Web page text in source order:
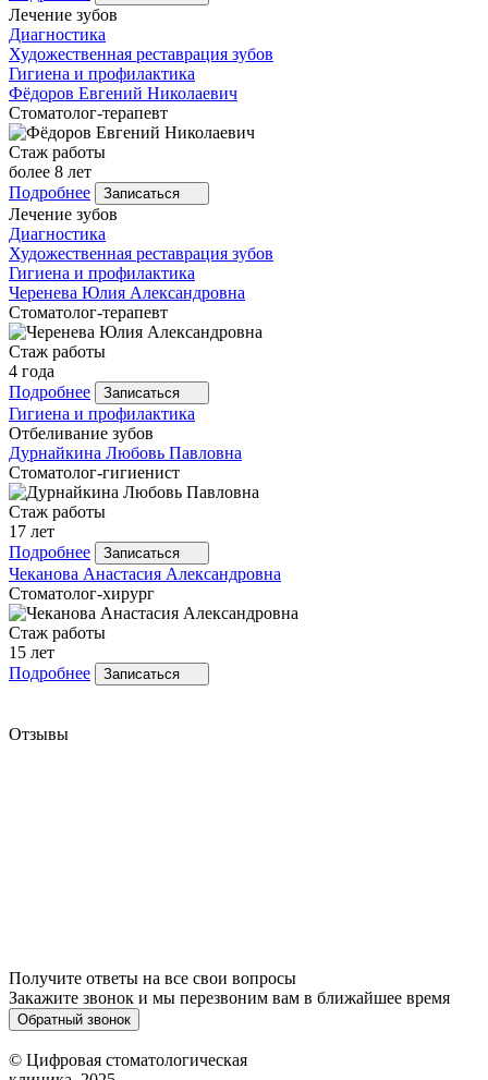
Лечение зубов
Диагностика
Художественная реставрация зубов
Гигиена и профилактика
Фёдоров Евгений Николаевич
Стоматолог-терапевт
Стаж работы
более 8 лет
Подробнее
Записаться
Лечение зубов
Диагностика
Художественная реставрация зубов
Гигиена и профилактика
Черенева Юлия Александровна
Стоматолог-терапевт
Стаж работы
4 года
Подробнее
Записаться
Гигиена и профилактика
Отбеливание зубов
Дурнайкина Любовь Павловна
Стоматолог-гигиенист
Стаж работы
17 лет
Подробнее
Записаться
Чеканова Анастасия Александровна
Стоматолог-хирург
Стаж работы
15 лет
Подробнее
Записаться
Отзывы
Получите ответы на все свои вопросы
Закажите звонок и мы перезвоним вам в ближайшее время
Обратный звонок
© Цифровая стоматологическая